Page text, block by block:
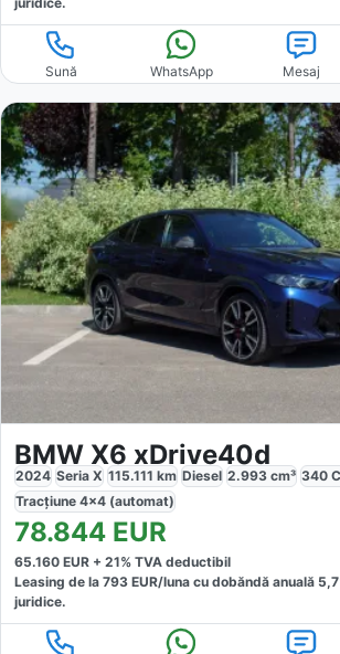
Sună WhatsApp Mesaj
BMW X6 xDrive40d
2024 Seria X 115.111 km Diesel 2.993 cm³ 340
Tracțiune 4x4 (automat)
78.844 EUR
65.160 EUR + 21% TVA deductibil
Leasing de la 793 EUR/luna cu dobăndă anuală 5,7
juridice.